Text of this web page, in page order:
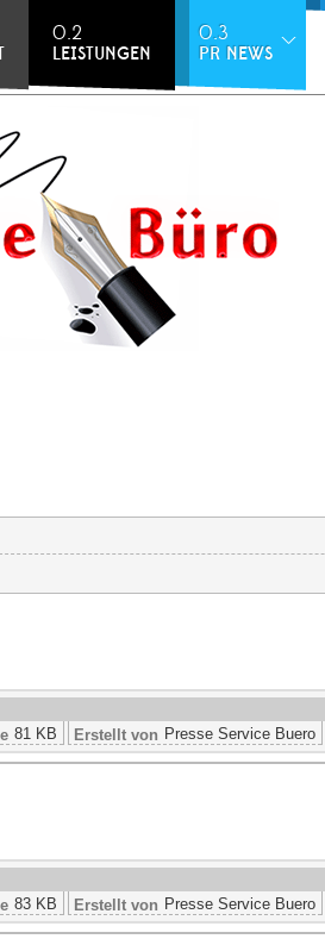
0.2
LEISTUNGEN
0.3
PR NEWS
81 KB Erstellt von Presse Service Buero
83 KB Erstellt von Presse Service Buero